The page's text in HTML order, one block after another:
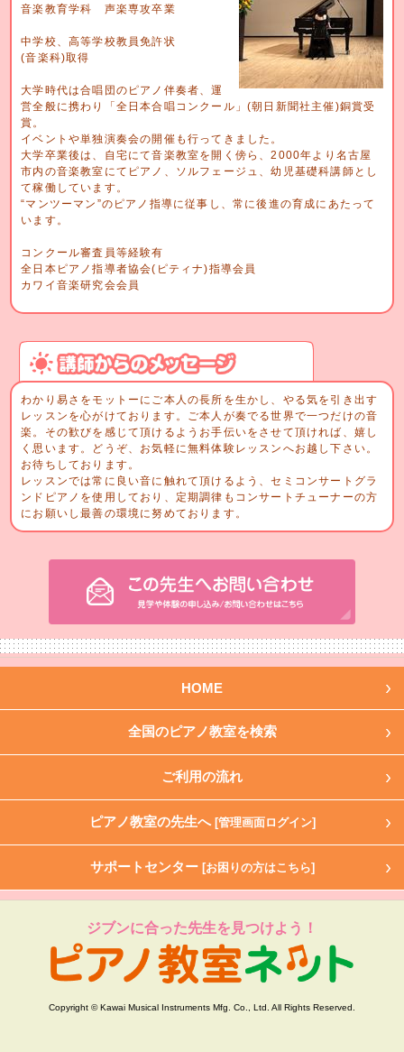
音楽教育学科 声楽専攻卒業
中学校、高等学校教員免許状
(音楽科)取得
大学時代は合唱団のピアノ伴奏者、運
営全般に携わり「全日本合唱コンクール」(朝日新聞社主催)銅賞受
賞。
イベントや単独演奏会の開催も行ってきました。
大学卒業後は、自宅にて音楽教室を開く傍ら、2000年より名古屋
市内の音楽教室にてピアノ、ソルフェージュ、幼児基礎科講師とし
て稼働しています。
“マンツーマン”のピアノ指導に従事し、常に後進の育成にあたって
います。
コンクール審査員等経験有
全日本ピアノ指導者協会(ピティナ)指導会員
カワイ音楽研究会会員
わかり易さをモットーにご本人の長所を生かし、やる気を引き出す
レッスンを心がけております。ご本人が奏でる世界で一つだけの音
楽。その歓びを感じて頂けるようお手伝いをさせて頂ければ、嬉し
く思います。どうぞ、お気軽に無料体験レッスンへお越し下さい。
お待ちしております。
レッスンでは常に良い音に触れて頂けるよう、セミコンサートグラ
ンドピアノを使用しており、定期調律もコンサートチューナーの方
にお願いし最善の環境に努めております。
HOME
全国のピアノ教室を検索
ご利用の流れ
ピアノ教室の先生へ [管理画面ログイン]
サポートセンター [お困りの方はこちら]
ジブンに合った先生を見つけよう！
Copyright © Kawai Musical Instruments Mfg. Co., Ltd. All Rights Reserved.